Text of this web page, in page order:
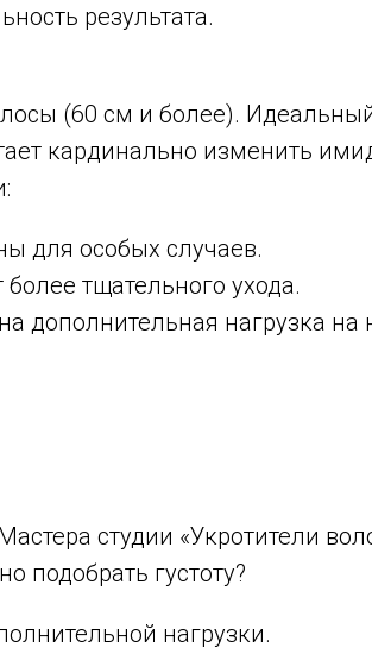
результата.
(60 см и более).
кардинально изменить
для особых случаев.
более тщательного ухода.
дополнительная нагрузка на
студии «Укротители
подобрать густоту?
нагрузки.